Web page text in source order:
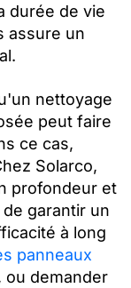
durée de vie
assure un
nettoyage
peut faire
ce cas,
Solarco,
profondeur et
garantir un
à long
panneaux
ou demander